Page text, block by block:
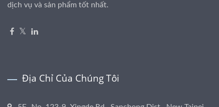
dịch vụ và sản phẩm tốt nhất.
Địa Chỉ Của Chúng Tôi